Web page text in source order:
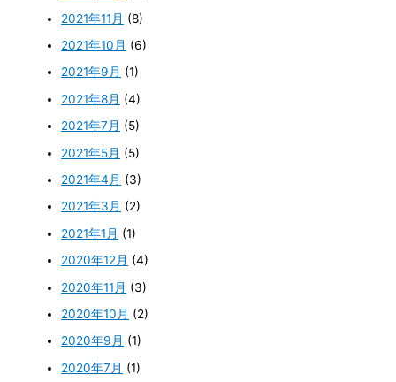
2021年11月 (8)
2021年10月 (6)
2021年9月 (1)
2021年8月 (4)
2021年7月 (5)
2021年5月 (5)
2021年4月 (3)
2021年3月 (2)
2021年1月 (1)
2020年12月 (4)
2020年11月 (3)
2020年10月 (2)
2020年9月 (1)
2020年7月 (1)